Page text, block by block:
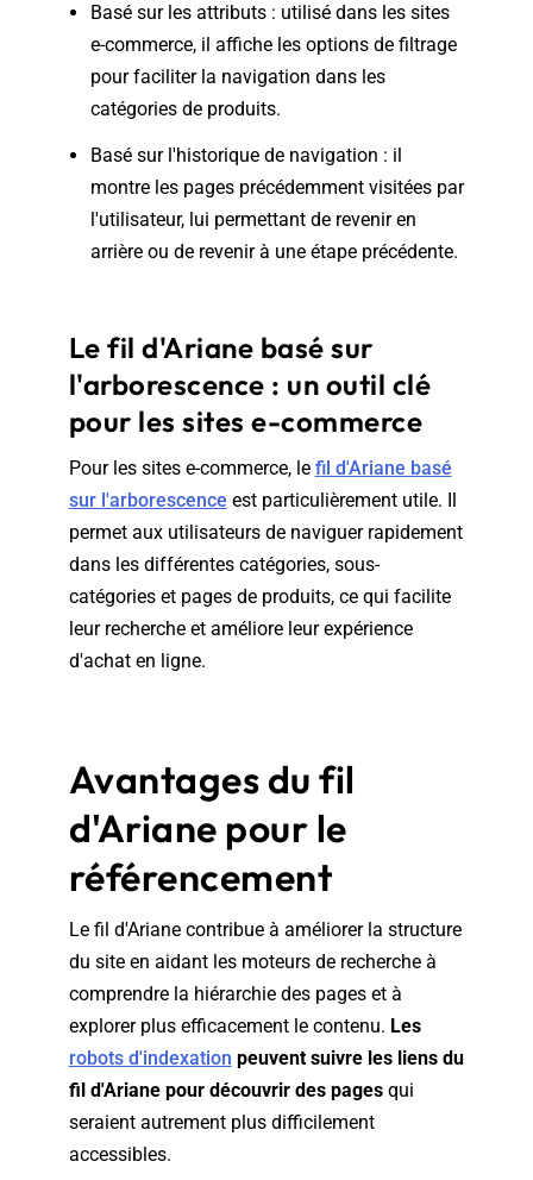
Basé sur les attributs : utilisé dans les sites
e-commerce, il affiche les options de filtrage
pour faciliter la navigation dans les
catégories de produits.
Basé sur l'historique de navigation : il
montre les pages précédemment visitées par
l'utilisateur, lui permettant de revenir en
arrière ou de revenir à une étape précédente.
Le fil d'Ariane basé sur
l'arborescence : un outil clé
pour les sites e-commerce
Pour les sites e-commerce, le fil d'Ariane basé
sur l'arborescence est particulièrement utile. Il
permet aux utilisateurs de naviguer rapidement
dans les différentes catégories, sous-
catégories et pages de produits, ce qui facilite
leur recherche et améliore leur expérience
d'achat en ligne.
Avantages du fil
d'Ariane pour le
référencement
Le fil d'Ariane contribue à améliorer la structure
du site en aidant les moteurs de recherche à
comprendre la hiérarchie des pages et à
explorer plus efficacement le contenu. Les
robots d'indexation peuvent suivre les liens du
fil d'Ariane pour découvrir des pagesqui
seraient autrement plus difficilement
accessibles.